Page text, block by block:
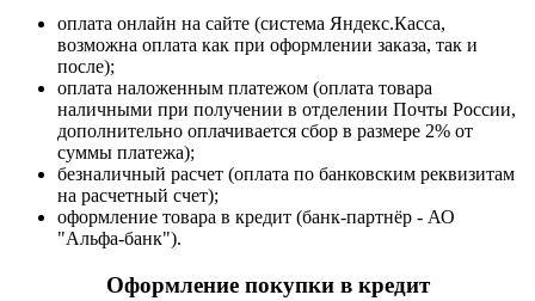
оплата онлайн на сайте (система Яндекс.Касса,
возможна оплата как при оформлении заказа, так и
после);
оплата наложенным платежом (оплата товара
наличными при получении в отделении Почты России,
дополнительно оплачивается сбор в размере 2% от
суммы платежа);
безналичный расчет (оплата по банковским реквизитам
на расчетный счет);
оформление товара в кредит (банк-партнёр - АО
"Альфа-банк").
Оформление покупки в кредит